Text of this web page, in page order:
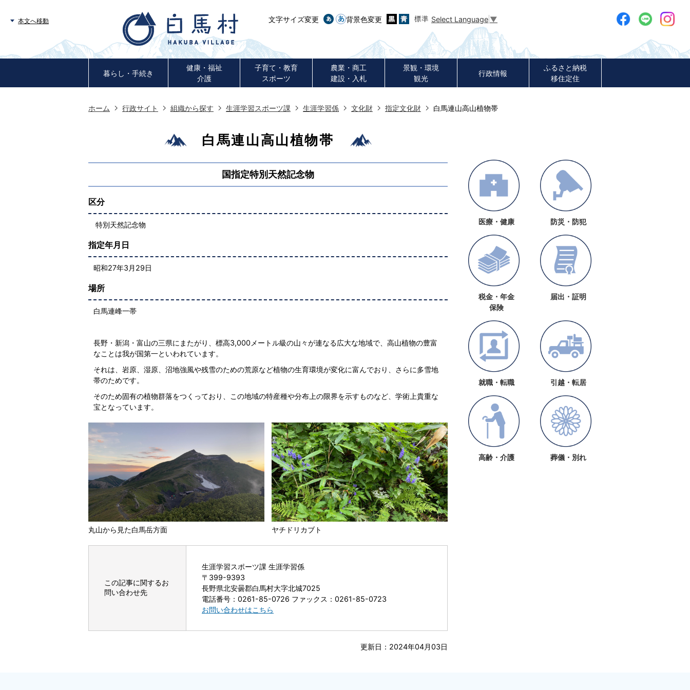
本文へ移動 文字サイズ変更 背景色変更 Select Language ▼
暮らし・手続き
健康・福祉
介護
子育て・教育
スポーツ
農業・商工
建設・入札
景観・環境
観光
行政情報
ふるさと納税
移住定住
ホーム 行政サイト 組織から探す 生涯学習スポーツ課 生涯学習係 文化財 指定文化財 白馬連山高山植物帯
白馬連山高山植物帯
国指定特別天然記念物
区分
特別天然記念物
指定年月日
昭和27年3月29日
場所
白馬連峰一帯
長野・新潟・富山の三県にまたがり、標高3,000メートル級の山々が連なる広大な地域で、高山植物の豊富
なことは我が国第一といわれています。
それは、岩原、湿原、沼地強風や残雪のための荒原など植物の生育環境が変化に富んでおり、さらに多雪地
帯のためです。
そのため固有の植物群落をつくっており、この地域の特産種や分布上の限界を示すものなど、学術上貴重な
宝となっています。
丸山から見た白馬岳方面 ヤチドリカブト
この記事に関するお
問い合わせ先
生涯学習スポーツ課 生涯学習係
〒399-9393
長野県北安曇郡白馬村大字北城7025
電話番号：0261-85-0726 ファックス：0261-85-0723
お問い合わせはこちら
更新日：2024年04月03日
医療・健康 防災・防犯
税金・年金
保険
届出・証明
就職・転職 引越・転居
高齢・介護 葬儀・別れ